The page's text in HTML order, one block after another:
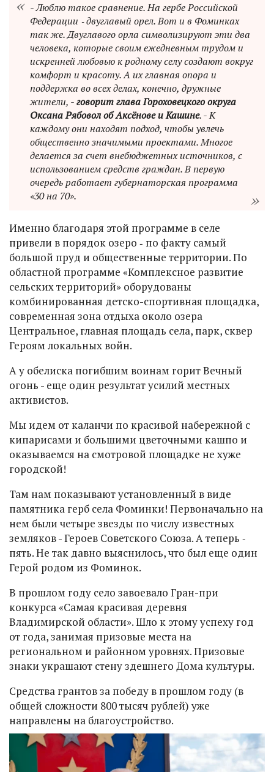
- Люблю такое сравнение. На гербе Российской
Федерации ‑ двуглавый орел. Вот и в Фоминках
так же. Двуглавого орла символизируют эти два
человека, которые своим ежедневным трудом и
искренней любовью к родному селу создают вокруг
комфорт и красоту. А их главная опора и
поддержка во всех делах, конечно, дружные
жители, -говорит глава Гороховецкого округа
Оксана Рябовол об Аксёнове и Кашине. - К
каждому они находят подход, чтобы увлечь
общественно значимыми проектами. Многое
делается за счет внебюджетных источников, с
использованием средств граждан. В первую
очередь работает губернаторская программа
«30 на 70».
Именно благодаря этой программе в селе
привели в порядок озеро ‑ по факту самый
большой пруд и общественные территории. По
областной программе «Комплексное развитие
сельских территорий» оборудованы
комбинированная детско-спортивная площадка,
современная зона отдыха около озера
Центральное, главная площадь села, парк, сквер
Героям локальных войн.
А у обелиска погибшим воинам горит Вечный
огонь - еще один результат усилий местных
активистов.
Мы идем от каланчи по красивой набережной с
кипарисами и большими цветочными кашпо и
оказываемся на смотровой площадке не хуже
городской!
Там нам показывают установленный в виде
памятника герб села Фоминки! Первоначально на
нем были четыре звезды по числу известных
земляков - Героев Советского Союза. А теперь ‑
пять. Не так давно выяснилось, что был еще один
Герой родом из Фоминок.
В прошлом году село завоевало Гран-при
конкурса «Самая красивая деревня
Владимирской области». Шло к этому успеху год
от года, занимая призовые места на
региональном и районном уровнях. Призовые
знаки украшают стену здешнего Дома культуры.
Средства грантов за победу в прошлом году (в
общей сложности 800 тысяч рублей) уже
направлены на благоустройство.